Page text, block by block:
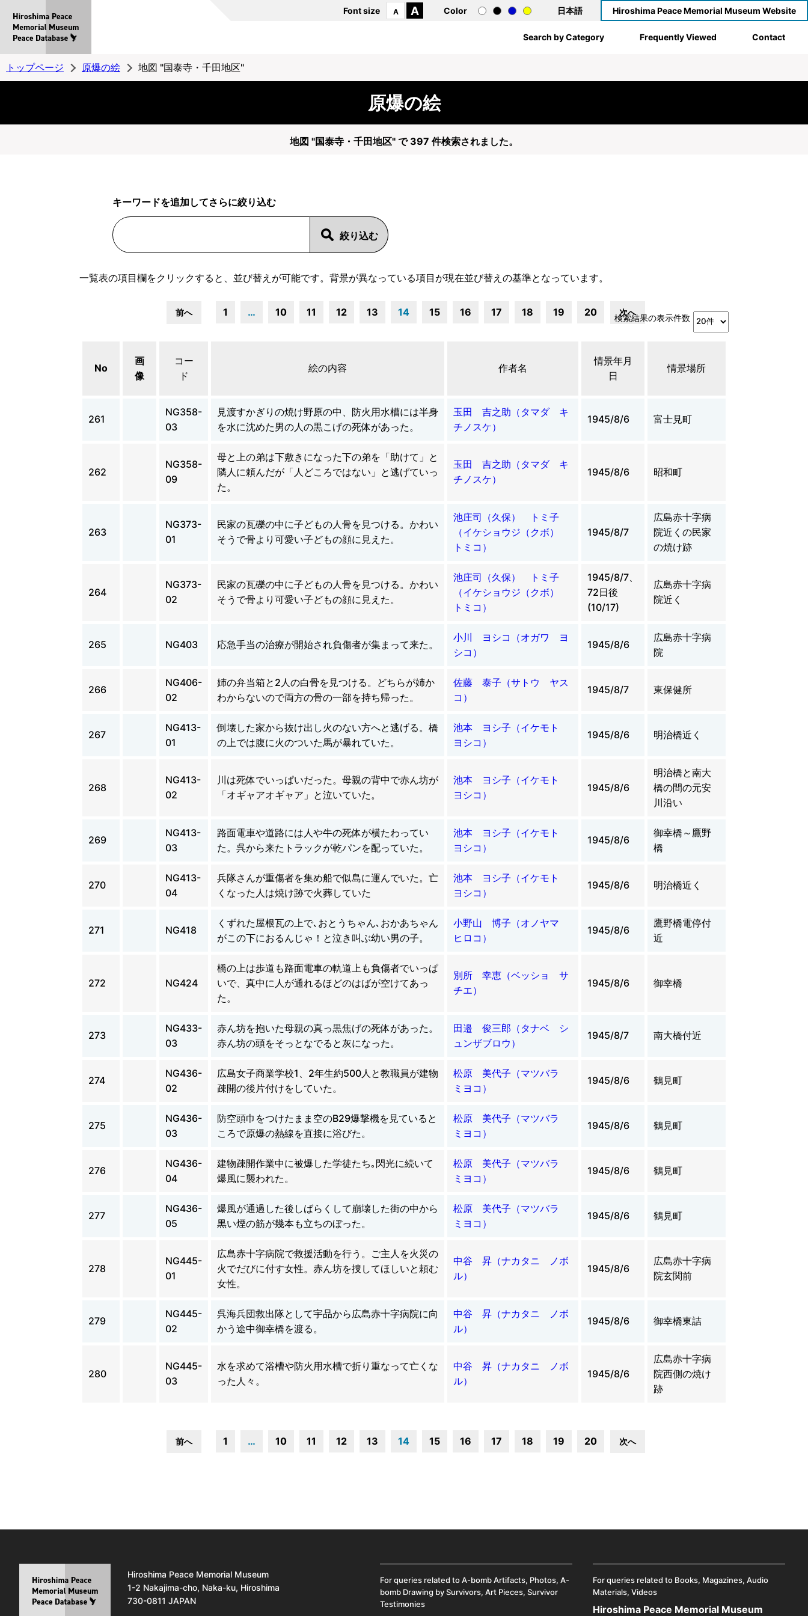
Peace
MemorialMuseum
Peace
Database
Font size A A Color 日本語 Hiroshima Peace Memorial Museum Website
Search by Category Frequently Viewed Contact
トップページ 原爆の絵 地図 "国泰寺・千田地区"
原爆の絵
地図 "国泰寺・千田地区" で 397 件検索されました。
キーワードを追加してさらに絞り込む
一覧表の項目欄をクリックすると、並び替えが可能です。背景が異なっている項目が現在並び替えの基準となっています。
前へ 1 … 10 11 12 13 14 15 16 17 18 19 20 次へ
検索結果の表示件数
No
画
像
コー
ド
絵の内容 作者名
情景年月
日
情景場所
261
NG358-
03
見渡すかぎりの焼け野原の中、防火用水槽には半身
を水に沈めた男の人の黒こげの死体があった。
玉田 吉之助（タマダ キ
チノスケ）
1945/8/6 富士見町
262
NG358-
09
母と上の弟は下敷きになった下の弟を「助けて」と
隣人に頼んだが「人どころではない」と逃げていっ
た。
玉田 吉之助（タマダ キ
チノスケ）
1945/8/6 昭和町
263
NG373-
01
民家の瓦礫の中に子どもの人骨を見つける。かわい
そうで骨より可愛い子どもの顔に見えた。
池庄司（久保） トミ子
（イケショウジ（クボ）
トミコ）
1945/8/7
広島赤十字病
院近くの民家
の焼け跡
264
NG373-
02
民家の瓦礫の中に子どもの人骨を見つける。かわい
そうで骨より可愛い子どもの顔に見えた。
池庄司（久保） トミ子
（イケショウジ（クボ）
トミコ）
1945/8/7、
72日後
(10/17)
広島赤十字病
院近く
265 NG403 応急手当の治療が開始され負傷者が集まって来た。
小川 ヨシコ（オガワ ヨ
シコ）
1945/8/6
広島赤十字病
院
266
NG406-
02
姉の弁当箱と2人の白骨を見つける。どちらが姉か
わからないので両方の骨の一部を持ち帰った。
佐藤 泰子（サトウ ヤス
コ）
1945/8/7 東保健所
267
NG413-
01
倒壊した家から抜け出し火のない方へと逃げる。橋
の上では腹に火のついた馬が暴れていた。
池本 ヨシ子（イケモト
ヨシコ）
1945/8/6 明治橋近く
268
NG413-
02
川は死体でいっぱいだった。母親の背中で赤ん坊が
「オギャアオギャア」と泣いていた。
池本 ヨシ子（イケモト
ヨシコ）
1945/8/6
明治橋と南大
橋の間の元安
川沿い
269
NG413-
03
路面電車や道路には人や牛の死体が横たわってい
た。呉から来たトラックが乾パンを配っていた。
池本 ヨシ子（イケモト
ヨシコ）
1945/8/6
御幸橋～鷹野
橋
270
NG413-
04
兵隊さんが重傷者を集め船で似島に運んでいた。亡
くなった人は焼け跡で火葬していた
池本 ヨシ子（イケモト
ヨシコ）
1945/8/6 明治橋近く
271 NG418
くずれた屋根瓦の上で､おとうちゃん､おかあちゃん
がこの下におるんじゃ！と泣き叫ぶ幼い男の子。
小野山 博子（オノヤマ
ヒロコ）
1945/8/6
鷹野橋電停付
近
272 NG424
橋の上は歩道も路面電車の軌道上も負傷者でいっぱ
いで、真中に人が通れるほどのはばが空けてあっ
た。
別所 幸恵（ベッショ サ
チエ）
1945/8/6 御幸橋
273
NG433-
03
赤ん坊を抱いた母親の真っ黒焦げの死体があった。
赤ん坊の頭をそっとなでると灰になった。
田邉 俊三郎（タナベ シ
ュンザブロウ）
1945/8/7 南大橋付近
274
NG436-
02
広島女子商業学校1、2年生約500人と教職員が建物
疎開の後片付けをしていた。
松原 美代子（マツバラ
ミヨコ）
1945/8/6 鶴見町
275
NG436-
03
防空頭巾をつけたまま空のB29爆撃機を見ていると
ころで原爆の熱線を直接に浴びた。
松原 美代子（マツバラ
ミヨコ）
1945/8/6 鶴見町
276
NG436-
04
建物疎開作業中に被爆した学徒たち｡閃光に続いて
爆風に襲われた。
松原 美代子（マツバラ
ミヨコ）
1945/8/6 鶴見町
277
NG436-
05
爆風が通過した後しばらくして崩壊した街の中から
黒い煙の筋が幾本も立ちのぼった。
松原 美代子（マツバラ
ミヨコ）
1945/8/6 鶴見町
278
NG445-
01
広島赤十字病院で救援活動を行う。ご主人を火災の
火でだびに付す女性。赤ん坊を捜してほしいと頼む
女性。
中谷 昇（ナカタニ ノボ
ル）
1945/8/6
広島赤十字病
院玄関前
279
NG445-
02
呉海兵団救出隊として宇品から広島赤十字病院に向
かう途中御幸橋を渡る。
中谷 昇（ナカタニ ノボ
ル）
1945/8/6 御幸橋東詰
280
NG445-
03
水を求めて浴槽や防火用水槽で折り重なって亡くな
った人々。
中谷 昇（ナカタニ ノボ
ル）
1945/8/6
広島赤十字病
院西側の焼け
跡
前へ 1 … 10 11 12 13 14 15 16 17 18 19 20 次へ
Hiroshima Peace Memorial Museum
1-2 Nakajima-cho, Naka-ku, Hiroshima
730-0811 JAPAN
For queries related to A-bomb Artifacts, Photos, A-
bomb Drawing by Survivors, Art Pieces, Survivor
Testimonies
For queries related to Books, Magazines, Audio
Materials, Videos
Hiroshima Peace Memorial Museum